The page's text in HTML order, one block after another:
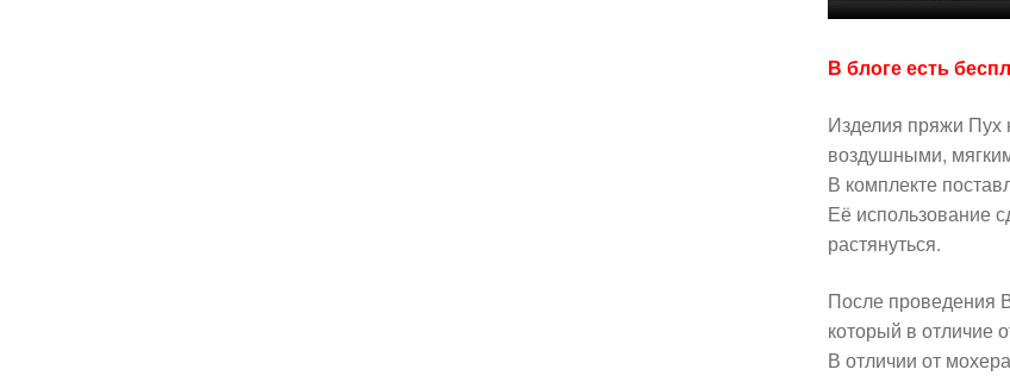
В блоге есть
Изделия пряжи Пух
воздушными,
В комплекте
Её использование
растянуться.
После проведения
который в отличие
В отличии от